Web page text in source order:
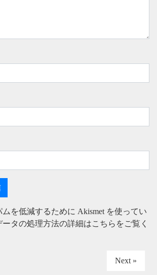
を低減するために Akismet を使ってい
ータの処理方法の詳細はこちらをご覧く
Next »